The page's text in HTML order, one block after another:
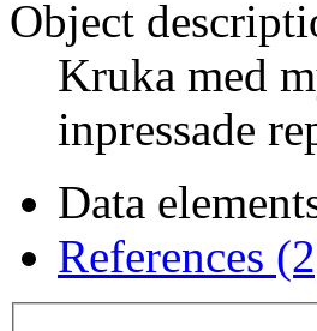
Object
Kruka med
inpressade
Data
References